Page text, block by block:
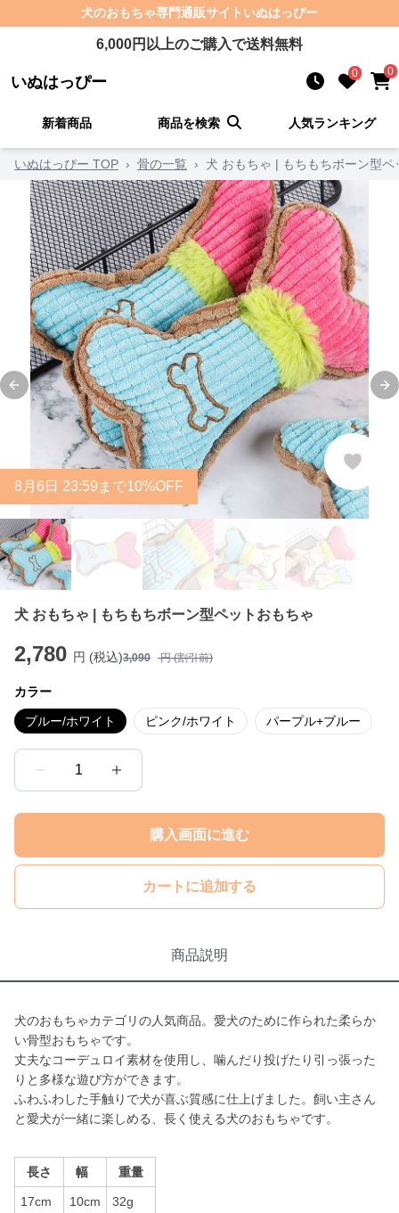
犬のおもちゃ専門通販サイト いぬはっぴー
6,000円以上のご購入で送料無料
いぬはっぴー 0 0
新着商品 商品を検索 人気ランキング
いぬはっぴー TOP › 骨の一覧 › 犬 おもちゃ | もちもちボーン型ペ
Previous slide
8 月 6 日 23:59まで10%OFF
犬 おもちゃ | もちもちボーン型ペットおもちゃ
2,780 円 (税込)3,090 円 (割引前)
カラー
ブルー/ホワイト ピンク/ホワイト パープル+ブルー
1
購入画面に進む
カートに追加する
商品説明
犬のおもちゃカテゴリの人気商品。愛犬のために作られた柔らか
い骨型おもちゃです。
丈夫なコーデュロイ素材を使用し、噛んだり投げたり引っ張った
りと多様な遊び方ができます。
ふわふわした手触りで犬が喜ぶ質感に仕上げました。飼い主さん
と愛犬が一緒に楽しめる、長く使える犬のおもちゃです。
長さ 幅 重量
17cm 10cm 32g